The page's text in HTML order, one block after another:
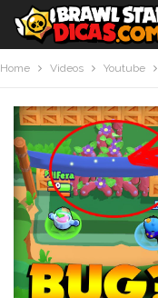
Home Videos Youtube